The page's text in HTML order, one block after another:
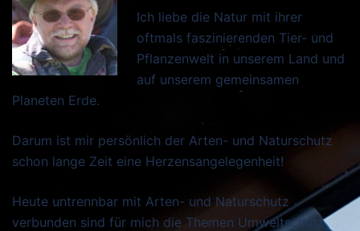
Ich liebe die Natur mit ihrer
oftmals faszinierenden Tier- und
Pflanzenwelt in unserem Land und
auf unserem gemeinsamen
Planeten Erde.
Darum ist mir persönlich der Arten- und Naturschutz
schon lange Zeit eine Herzensangelegenheit!
Heute untrennbar mit Arten- und Naturschutz
verbunden sind für mich die Themen Umweltschutz